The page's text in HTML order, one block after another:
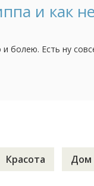
во избежание
контрацепции и
и как
болею. Есть ну
лечить?
главное -
Красота Дом